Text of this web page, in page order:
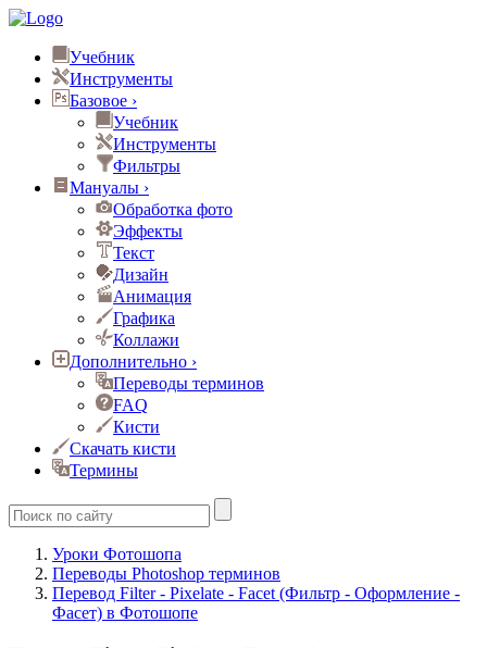
Учебник
Инструменты
Базовое ›
Учебник
Инструменты
Фильтры
Мануалы ›
Обработка фото
Эффекты
Текст
Дизайн
Анимация
Графика
Коллажи
Дополнительно ›
Переводы терминов
FAQ
Кисти
Скачать кисти
Термины
Уроки Фотошопа
Переводы Photoshop терминов
Перевод Filter - Pixelate - Facet (Фильтр - Оформление -
Фасет) в Фотошопе